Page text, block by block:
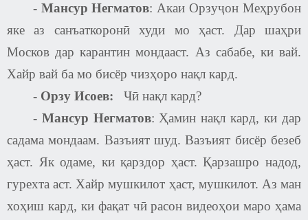
- Мансур Негматов: Акаи Орзуҷон Меҳрубон
яке аз санъаткоронӣ худи мо ҳаст. Дар шаҳри
Москов дар карантин мондааст. Аз сабабе, ки вай.
Хайр вай ба мо бисёр чизҳоро нақл кард.
- Орзу Исоев: Чӣ нақл кард?
- Мансур Негматов: Ҳамин нақл кард, ки дар
садама мондаам. Вазъият шуд. Вазъият бисёр безеб
ҳаст. Як одаме, ки қарздор ҳаст. Қарзашро надод,
гурехта аст. Хайр мушкилот ҳаст, мушкилот. Аз ман
хоҳиш кард, ки фақат чӣ расон видеоҳои маро ҳама